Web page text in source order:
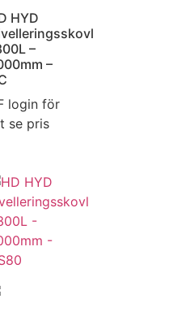
HYD
–
–
login för
se pris